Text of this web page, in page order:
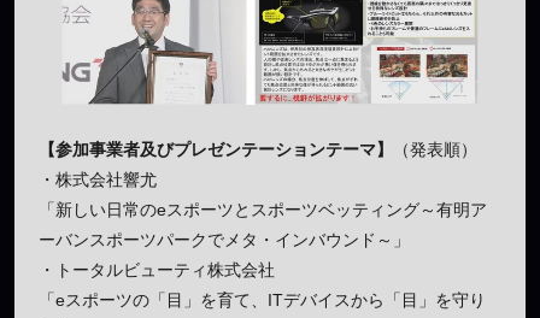
【参加事業者及びプレゼンテーションテーマ】
（発表順）
・株式会社響尤
「新しい日常のeスポーツとスポーツベッティング～有明ア
ーバンスポーツパークでメタ・インバウンド～」
・トータルビューティ株式会社
「eスポーツの「目」を育て、ITデバイスから「目」を守り